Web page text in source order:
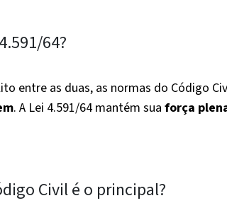
64?
entre as duas, as normas do Código
. A Lei 4.591/64 mantém sua força
Civil é o principal?